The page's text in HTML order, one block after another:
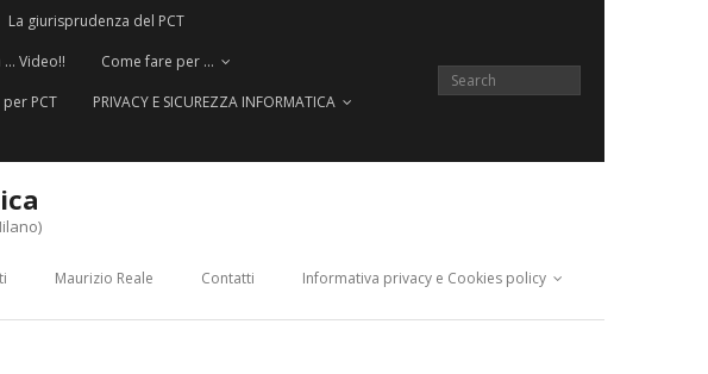
La giurisprudenza del PCT
… Video!!
Come fare per …
PCT
PRIVACY E SICUREZZA INFORMATICA
Maurizio Reale Contatti Informativa privacy e Cookies policy